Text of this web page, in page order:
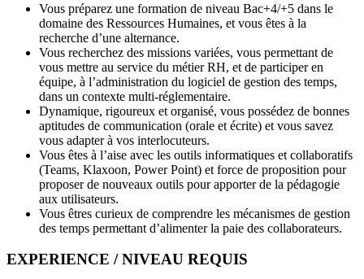
Vous préparez une formation de niveau Bac+4/+5 dans le
domaine des Ressources Humaines, et vous êtes à la
recherche d’une alternance.
Vous recherchez des missions variées, vous permettant de
vous mettre au service du métier RH, et de participer en
équipe, à l’administration du logiciel de gestion des temps,
dans un contexte multi-réglementaire.
Dynamique, rigoureux et organisé, vous possédez de bonnes
aptitudes de communication (orale et écrite) et vous savez
vous adapter à vos interlocuteurs.
Vous êtes à l’aise avec les outils informatiques et collaboratifs
(Teams, Klaxoon, Power Point) et force de proposition pour
proposer de nouveaux outils pour apporter de la pédagogie
aux utilisateurs.
Vous êtres curieux de comprendre les mécanismes de gestion
des temps permettant d’alimenter la paie des collaborateurs.
EXPERIENCE / NIVEAU REQUIS